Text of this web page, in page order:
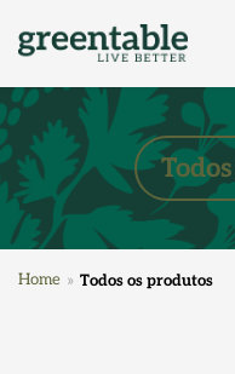
Home Todos os produtos